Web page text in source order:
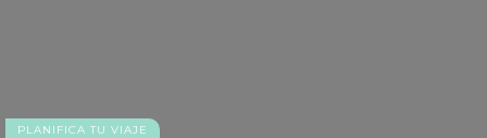
PLANIFICA TU VIAJE